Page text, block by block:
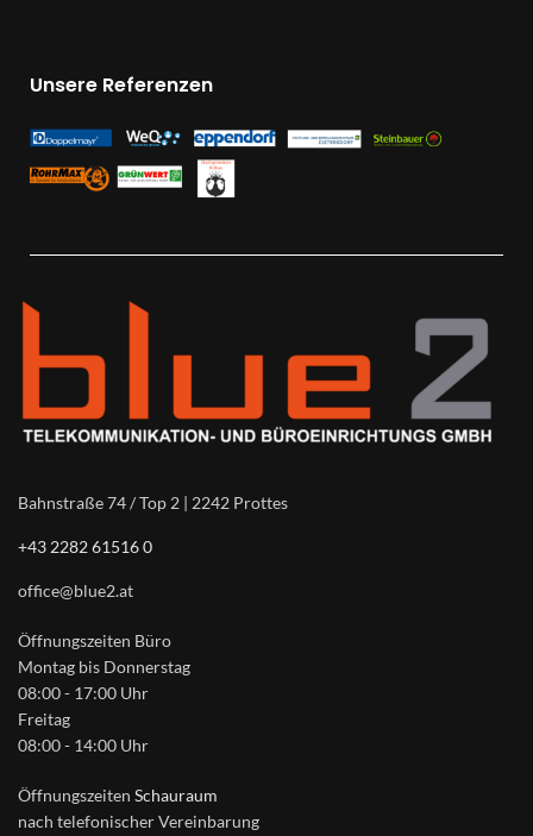
Unsere Referenzen
Bahnstraße 74 / Top 2 | 2242 Prottes
+43 2282 61516 0
office@blue2.at
Öffnungszeiten Büro
Montag bis Donnerstag
08:00 - 17:00 Uhr
Freitag
08:00 - 14:00 Uhr
Öffnungszeiten Schauraum
nach telefonischer Vereinbarung